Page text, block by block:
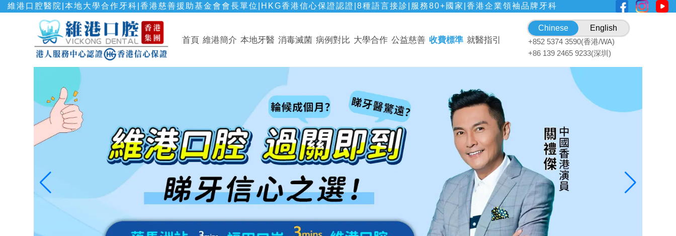
維港口腔醫院|本地大學合作牙科|香港慈善援助基金會會長單位|HKG香港信心保證認證|8種語言接診|服務80+國家|香港企業領袖品牌牙科
首頁 維港簡介 本地牙醫 消毒滅菌 病例對比 大學合作 公益慈善 收費標準 就醫指引
Chinese
English
+852 5374 3590(香港/WA)
+86 139 2465 9233(深圳)